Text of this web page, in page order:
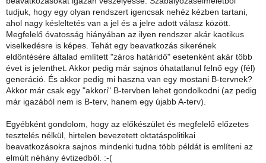
tudjuk, hogy egy olyan rendszert igencsak nehéz kézben tartani,
ahol nagy késleltetés van a jel és a jelre adott válasz között.
Megfelelő óvatosság hiányában az ilyen rendszer akár kaotikus
viselkedésre is képes. Tehát egy beavatkozás sikerének
eldöntésére általad említett "záros határidő" esetenként akár több
évet is jelenthet. Akkor pedig már sajnos óhatatlanul felnő egy (fél)
generáció. És akkor pedig mi haszna van egy mostani B-tervnek?
Akkor már csak egy "akkori" B-tervben lehet gondolkodni (az pedig
már igazából nem is B-terv, hanem egy újabb A-terv).
Egyébként gondolom, hogy az előkészület és megfelelő előzetes
tesztelés nélkül, hirtelen bevezetett oktatáspolitikai
beavatkozásokra sajnos mindenki tudna több példát is említeni az
elmúlt néhány évtizedből. :-(